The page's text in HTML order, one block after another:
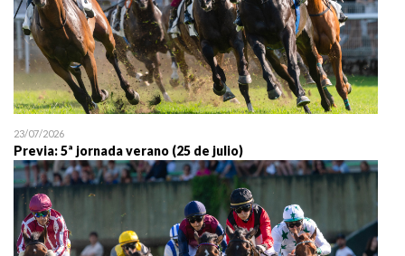
23/07/2026
Previa: 5ª jornada verano (25 de julio)